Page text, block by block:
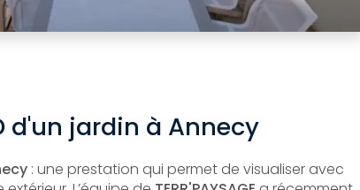
d'un jardin à Annecy
: une prestation qui permet de visualiser avec